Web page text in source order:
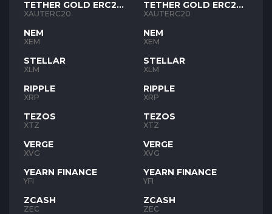
TETHER GOLD ERC20
XAUT
XAUTERC20
NEM
XEM
STELLAR
XLM
RIPPLE
XRP
TEZOS
XTZ
VERGE
XVG
YEARN FINANCE
YFI
ZCASH
ZEC
TETHER GOLD ERC20
XAUT
XAUTERC20
NEM
XEM
STELLAR
XLM
RIPPLE
XRP
TEZOS
XTZ
VERGE
XVG
YEARN FINANCE
YFI
ZCASH
ZEC